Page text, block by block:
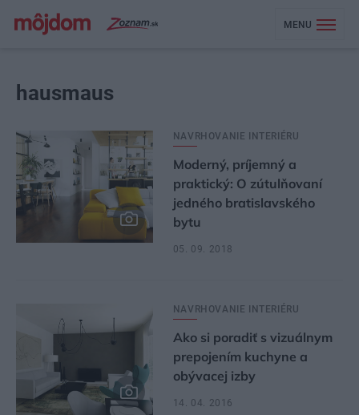
MENU
hausmaus
NAVRHOVANIE INTERIÉRU
Moderný, príjemný a
praktický: O zútulňovaní
jedného bratislavského
bytu
05. 09. 2018
NAVRHOVANIE INTERIÉRU
Ako si poradiť s vizuálnym
prepojením kuchyne a
obývacej izby
14. 04. 2016